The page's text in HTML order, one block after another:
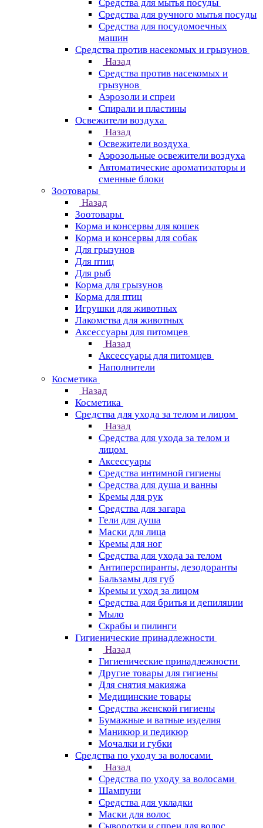
Средства для мытья посуды
Средства для ручного мытья посуды
Средства для посудомоечных
машин
Средства против насекомых и грызунов
Назад
Средства против насекомых и
грызунов
Аэрозоли и спреи
Спирали и пластины
Освежители воздуха
Назад
Освежители воздуха
Аэрозольные освежители воздуха
Автоматические ароматизаторы и
сменные блоки
Зоотовары
Назад
Зоотовары
Корма и консервы для кошек
Корма и консервы для собак
Для грызунов
Для птиц
Для рыб
Корма для грызунов
Корма для птиц
Игрушки для животных
Лакомства для животных
Аксессуары для питомцев
Назад
Аксессуары для питомцев
Наполнители
Косметика
Назад
Косметика
Средства для ухода за телом и лицом
Назад
Средства для ухода за телом и
лицом
Аксессуары
Средства интимной гигиены
Средства для душа и ванны
Кремы для рук
Средства для загара
Гели для душа
Маски для лица
Кремы для ног
Средства для ухода за телом
Антиперспиранты, дезодоранты
Бальзамы для губ
Кремы и уход за лицом
Средства для бритья и депиляции
Мыло
Скрабы и пилинги
Гигиенические принадлежности
Назад
Гигиенические принадлежности
Другие товары для гигиены
Для снятия макияжа
Медицинские товары
Средства женской гигиены
Бумажные и ватные изделия
Маникюр и педикюр
Мочалки и губки
Средства по уходу за волосами
Назад
Средства по уходу за волосами
Шампуни
Средства для укладки
Маски для волос